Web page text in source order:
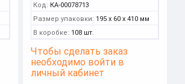
Код: КА-00078713
Размер упаковки: 195 x 60 x 410 мм
В коробке: 108 шт.
Чтобы сделать заказ
необходимо войти в
личный кабинет